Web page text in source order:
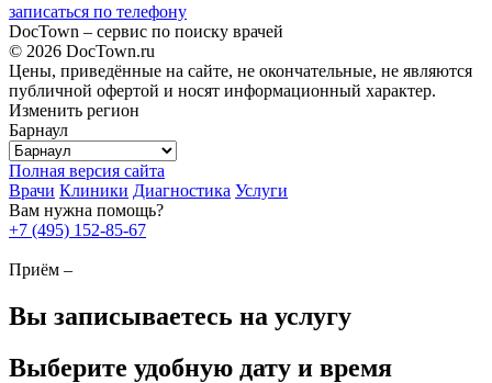
записаться по телефону
DocTown – сервис по поиску врачей
© 2026 DocTown.ru
Цены, приведённые на сайте, не окончательные, не являются
публичной офертой и носят информационный характер.
Изменить регион
Барнаул
Полная версия сайта
Врачи Клиники Диагностика Услуги
Вам нужна помощь?
+7 (495) 152-85-67
Приём –
Вы записываетесь на услугу
Выберите удобную дату и время